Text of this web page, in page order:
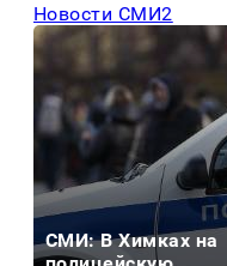
Новости СМИ2
СМИ: В Химках на